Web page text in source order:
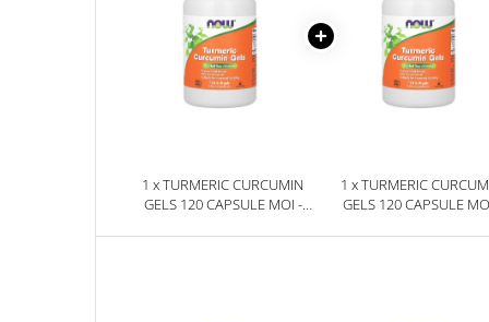
1 x TURMERIC CURCUMIN
GELS 120 CAPSULE MOI -
1 x TURMERIC
GELS 120 CAPSULE